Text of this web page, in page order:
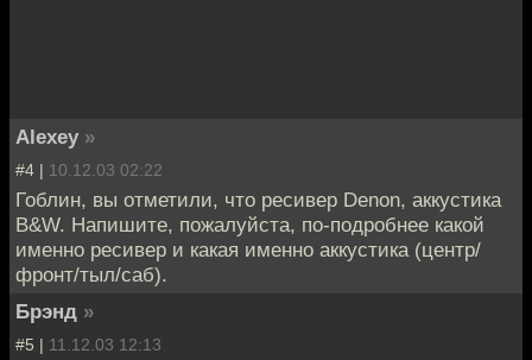
Alexey »
#4 | 10.12.03 02:22
Гоблин, вы отметили, что ресивер Denon, аккустика
B&W. Напишите, пожалуйста, по-подробнее какой
именно ресивер и какая именно аккустика (центр/
фронт/тыл/саб).
Брэнд »
#5 | 11.12.03 12:13